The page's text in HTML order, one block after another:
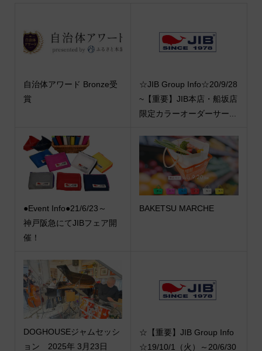
自治体アワード Bronze受
賞
☆JIB Group Info☆20/9/28
~【重要】JIB本店・船坂店
限定カラーオーダーサー...
●Event Info●21/6/23～
神戸阪急にてJIBフェア開
催！
BAKETSU MARCHE
DOGHOUSEジャムセッシ
ョン 2025年 3月23日
☆【重要】JIB Group Info
☆19/10/1（火）～20/6/30